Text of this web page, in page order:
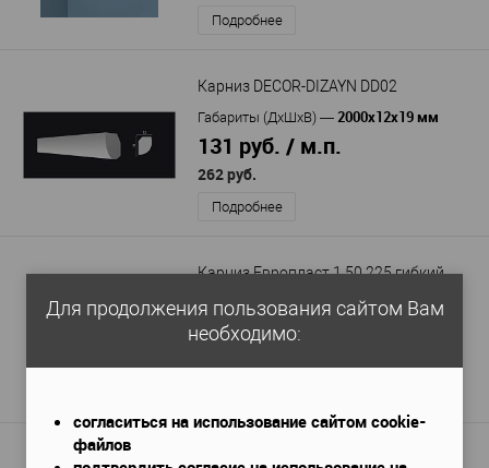
Подробнее
Карниз DECOR-DIZAYN DD02
Габариты (ДхШхВ) — 2000х12х19 мм
131 руб. / м.п.
262 руб.
Подробнее
Карниз Европласт 1.50.225 гибкий
Габариты (ДхШхВ)— 2000x57x55 мм
1 963 руб. / м.п.
Для продолжения пользования сайтом Вам
необходимо:
согласиться на использование сайтом cookie-
файлов